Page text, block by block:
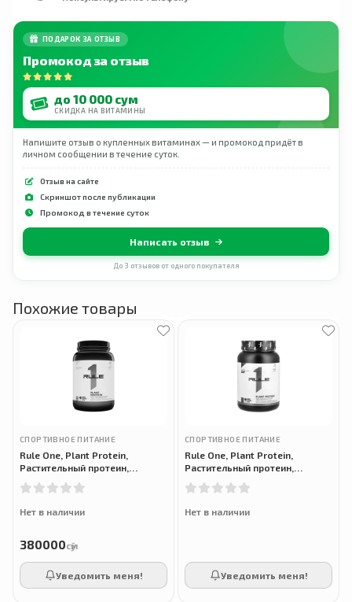
ПОДАРОК ЗА ОТЗЫВ
Промокод за отзыв
до 10 000 сум
СКИДКА НА ВИТАМИНЫ
Напишите отзыв о купленных витаминах — и промокод придёт в
личном сообщении в течение суток.
Отзыв на сайте
Скриншот после публикации
Промокод в течение суток
Написать отзыв
До 3 отзывов от одного покупателя
Похожие товары
СПОРТИВНОЕ ПИТАНИЕ
Rule One, Plant Protein,
Растительный протеин,
Нет в наличии
380000сӯм
Уведомить меня!
СПОРТИВНОЕ ПИТАНИЕ
Rule One, Plant Protein,
Растительный протеин,
Нет в наличии
Уведомить меня!